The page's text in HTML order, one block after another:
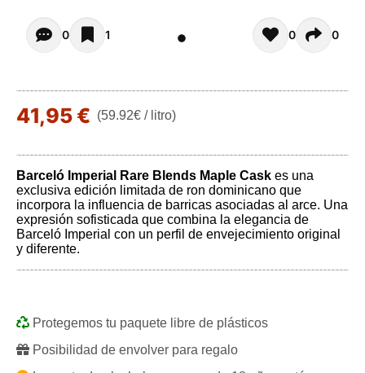
Opiniones de clientes - Actualmente no hay
0 1 0 0
41,95 € (59.92€ / litro)
Barceló Imperial Rare Blends Maple Cask es una
exclusiva edición limitada de ron dominicano que
incorpora la influencia de barricas asociadas al arce. Una
expresión sofisticada que combina la elegancia de
Barceló Imperial con un perfil de envejecimiento original
y diferente.
Protegemos tu paquete libre de plásticos
Posibilidad de envolver para regalo